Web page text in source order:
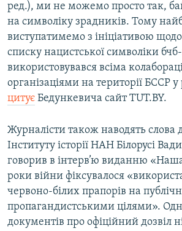
ред.), ми не можемо просто так,
на символіку зрадників. Тому
виступатимемо з ініціативою
списку нацистської символіки
використовувався всіма
організаціями на території БССР у
цитує Бедункевича сайт TUT.BY.
Журналісти також наводять слова
Інституту історії НАН Білорусі
говорив в інтерв’ю виданню
роки війни фіксувалося
червоно-білих прапорів на
пропагандистськими цілями».
документів про офіційний дозвіл